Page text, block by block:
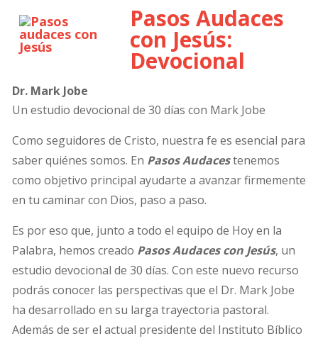
Pasos Audaces
con Jesús:
Devocional
Dr. Mark Jobe
Un estudio devocional de 30 días con Mark Jobe
Como seguidores de Cristo, nuestra fe es esencial para
saber quiénes somos. En Pasos Audacestenemos
como objetivo principal ayudarte a avanzar firmemente
en tu caminar con Dios, paso a paso.
Es por eso que, junto a todo el equipo de Hoy en la
Palabra, hemos creado Pasos Audaces con Jesús, un
estudio devocional de 30 días. Con este nuevo recurso
podrás conocer las perspectivas que el Dr. Mark Jobe
ha desarrollado en su larga trayectoria pastoral.
Además de ser el actual presidente del Instituto Bíblico